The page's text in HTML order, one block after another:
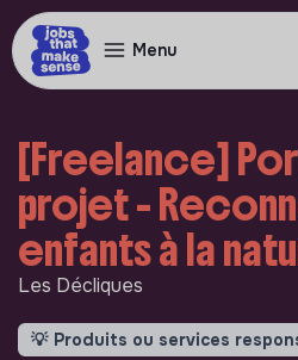
Menu
[Freelance]
projet -
enfants à la
Les Décliques
💡 Produits ou services